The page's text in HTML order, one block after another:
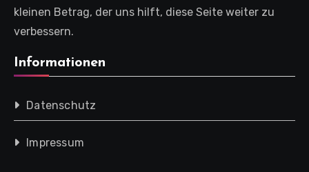
kleinen Betrag, der uns hilft, diese Seite weiter zu
verbessern.
Informationen
Datenschutz
Impressum